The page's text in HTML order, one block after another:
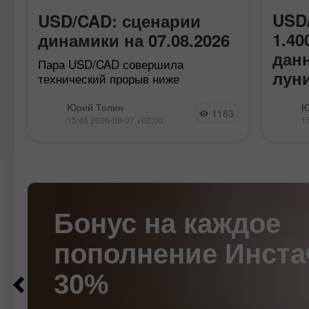
USD/CAD: сценарии
динамики на 07.08.2026
Пара USD/CAD совершила
технический прорыв ниже
сильного расхождения в
экономических данных США и
ожидания данных
Юрий Толин
15:46 2026-08-07 +02:00 1183
Пара
Большая пятерка
от ИнстаФорекс
ИнстаФорекс продолжает претворять
Бонус на каждое
пополнение
30%